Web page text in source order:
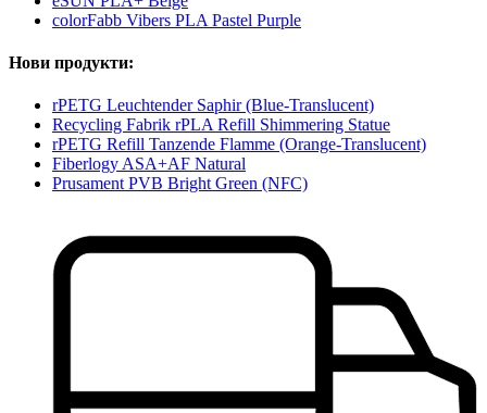
colorFabb Vibers PLA Pastel Purple
Нови продукти:
rPETG Leuchtender Saphir (Blue-Translucent)
Recycling Fabrik rPLA Refill Shimmering Statue
rPETG Refill Tanzende Flamme (Orange-Translucent)
Fiberlogy ASA+AF Natural
Prusament PVB Bright Green (NFC)